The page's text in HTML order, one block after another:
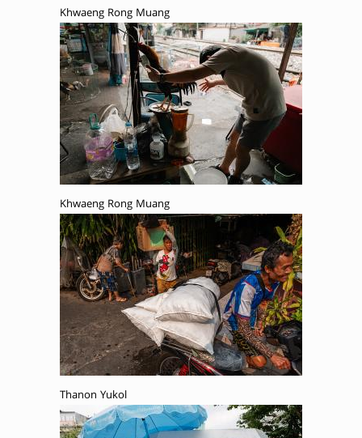
Khwaeng Rong Muang
Khwaeng Rong Muang
Thanon Yukol